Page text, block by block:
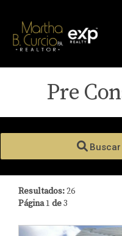
Pre
Buscar
Resultados:26
Página1 de3